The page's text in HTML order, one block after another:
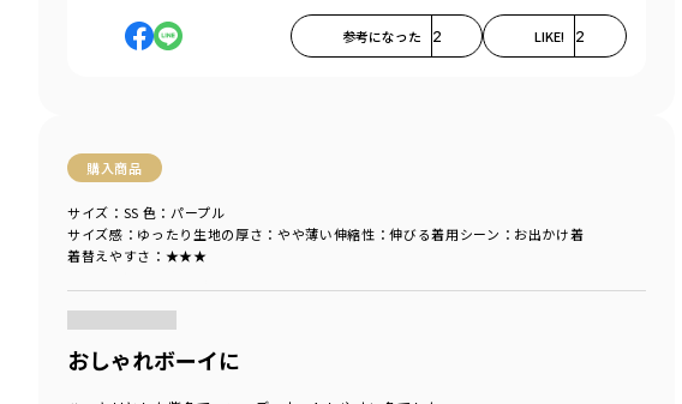
参考になった 2 LIKE! 2
購入商品
サイズ感 ：ゆったり 生地の厚さ ：やや薄い伸縮性 ：伸びる着用シーン ：お出かけ着
着替えやすさ ：★★★
サイズ：SS 色：パープル
おしゃれボーイに